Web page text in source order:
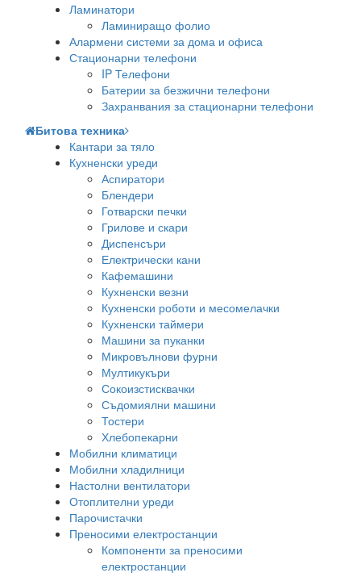
Ламинатори
Ламиниращо фолио
Алармени системи за дома и офиса
Стационарни телефони
IP Телефони
Батерии за безжични телефони
Захранвания за стационарни телефони
Битова техника
Кантари за тяло
Кухненски уреди
Аспиратори
Блендери
Готварски печки
Грилове и скари
Диспенсъри
Електрически кани
Кафемашини
Кухненски везни
Кухненски роботи и месомелачки
Кухненски таймери
Машини за пуканки
Микровълнови фурни
Мултикукъри
Сокоизстисквачки
Съдомиялни машини
Тостери
Хлебопекарни
Мобилни климатици
Мобилни хладилници
Настолни вентилатори
Отоплителни уреди
Парочистачки
Преносими електростанции
Компоненти за преносими
електростанции